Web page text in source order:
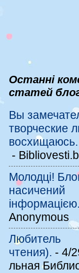
Останні
статей
Вы
творческие
-
Молодці!
насичений
Anonymous
Любитель
чтения). - 4/
льная